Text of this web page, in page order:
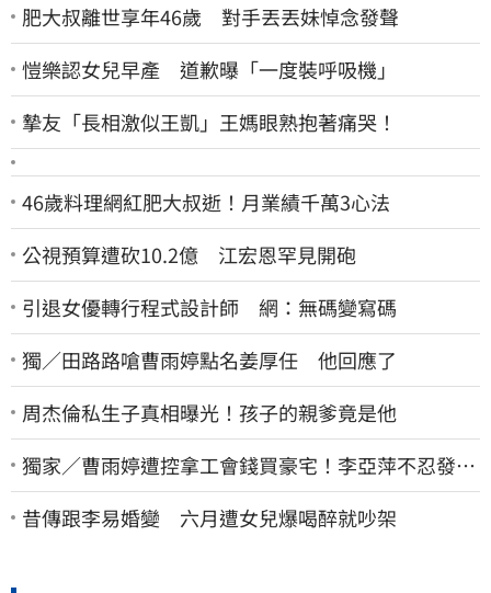
肥大叔離世享年46歲 對手丟丟妹悼念發聲
愷樂認女兒早產 道歉曝「一度裝呼吸機」
摯友「長相激似王凱」王媽眼熟抱著痛哭！
46歲料理網紅肥大叔逝！月業績千萬3心法
公視預算遭砍10.2億 江宏恩罕見開砲
引退女優轉行程式設計師 網：無碼變寫碼
獨／田路路嗆曹雨婷點名姜厚任 他回應了
周杰倫私生子真相曝光！孩子的親爹竟是他
獨家／曹雨婷遭控拿工會錢買豪宅！李亞萍不忍發
聲：余天管工會都貼錢
昔傳跟李易婚變 六月遭女兒爆喝醉就吵架